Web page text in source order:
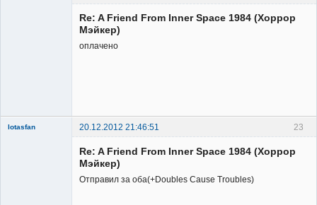
Re: A Friend From Inner Space 1984 (Хоррор
Мэйкер)
оплачено
23
lotasfan
20.12.2012 21:46:51
Re: A Friend From Inner Space 1984 (Хоррор
Мэйкер)
Отправил за оба(+Doubles Cause Troubles)